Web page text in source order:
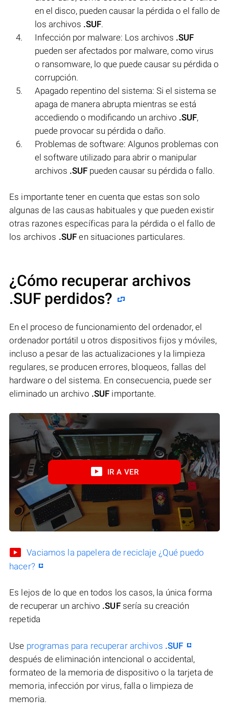
en el disco, pueden causar la pérdida o el fallo de
los archivos .SUF.
Infección por malware: Los archivos .SUF
pueden ser afectados por malware, como virus
o ransomware, lo que puede causar su pérdida o
corrupción.
Apagado repentino del sistema: Si el sistema se
apaga de manera abrupta mientras se está
accediendo o modificando un archivo .SUF,
puede provocar su pérdida o daño.
Problemas de software: Algunos problemas con
el software utilizado para abrir o manipular
archivos .SUF pueden causar su pérdida o fallo.
Es importante tener en cuenta que estas son solo
algunas de las causas habituales y que pueden existir
otras razones específicas para la pérdida o el fallo de
los archivos .SUF en situaciones particulares.
¿Cómo recuperar archivos
.SUF perdidos?
En el proceso de funcionamiento del ordenador, el
ordenador portátil u otros dispositivos fijos y móviles,
incluso a pesar de las actualizaciones y la limpieza
regulares, se producen errores, bloqueos, fallas del
hardware o del sistema. En consecuencia, puede ser
eliminado un archivo .SUF importante.
IR A VER
Vaciamos la papelera de reciclaje ¿Qué puedo
hacer?
Es lejos de lo que en todos los casos, la única forma
de recuperar un archivo .SUFsería su creación
repetida
Use programas para recuperar archivos .SUF
después de eliminación intencional o accidental,
formateo de la memoria de dispositivo o la tarjeta de
memoria, infección por virus, falla o limpieza de
memoria.